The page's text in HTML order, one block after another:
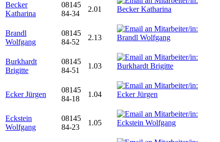
Becker
Katharina
08145
84-34
2.01
Brandl
Wolfgang
08145
84-52
2.13
Burkhardt
Brigitte
08145
84-51
1.03
Ecker Jürgen
08145
84-18
1.04
Eckstein
Wolfgang
08145
84-23
1.05